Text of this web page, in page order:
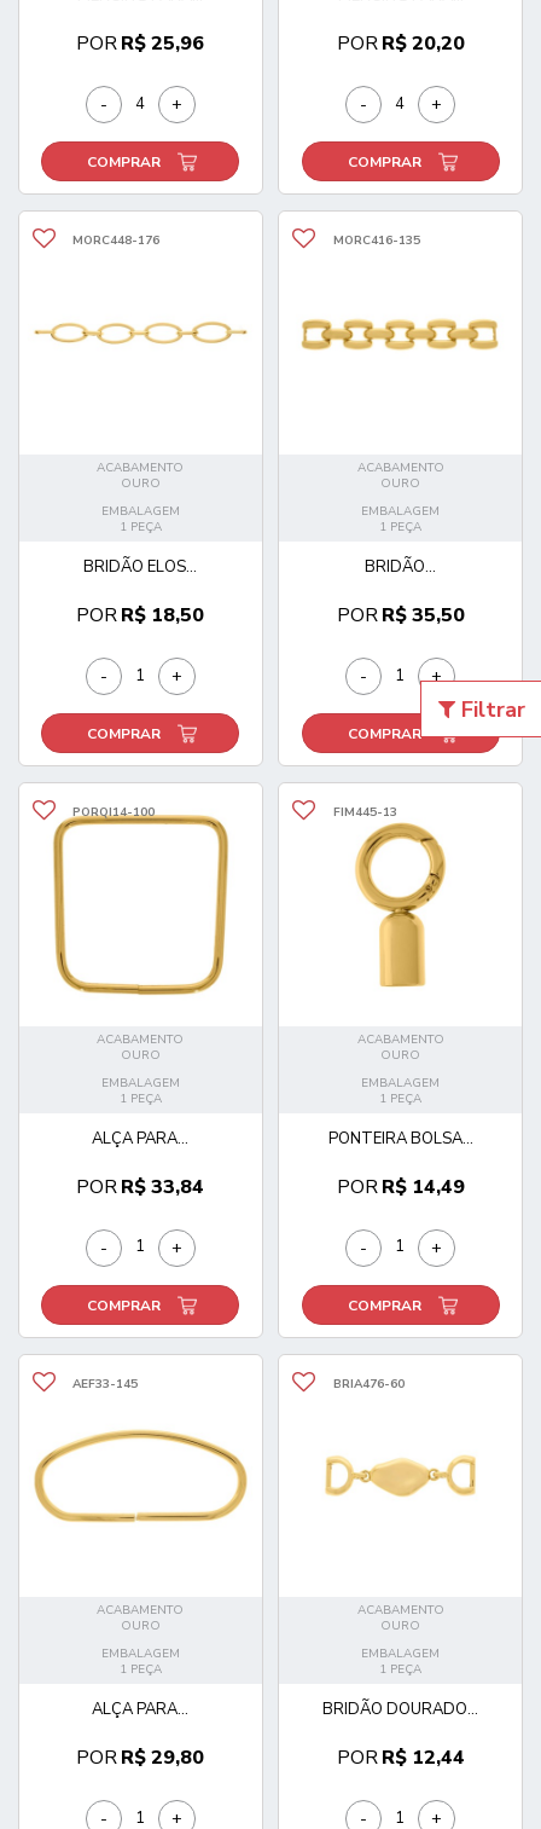
Filtrar
PORR$ 25,96
- +
COMPRAR
PORR$ 20,20
- +
COMPRAR
MORC448-176
ACABAMENTO
OURO
EMBALAGEM
1 PEÇA
BRIDÃO ELOS...
PORR$ 18,50
- +
COMPRAR
MORC416-135
ACABAMENTO
OURO
EMBALAGEM
1 PEÇA
BRIDÃO...
PORR$ 35,50
- +
COMPRAR
PORQI14-100
ACABAMENTO
OURO
EMBALAGEM
1 PEÇA
ALÇA PARA...
PORR$ 33,84
- +
COMPRAR
FIM445-13
ACABAMENTO
OURO
EMBALAGEM
1 PEÇA
PONTEIRA BOLSA...
PORR$ 14,49
- +
COMPRAR
AEF33-145
ACABAMENTO
OURO
EMBALAGEM
1 PEÇA
ALÇA PARA...
PORR$ 29,80
- +
BRIA476-60
ACABAMENTO
OURO
EMBALAGEM
1 PEÇA
BRIDÃO DOURADO...
PORR$ 12,44
- +